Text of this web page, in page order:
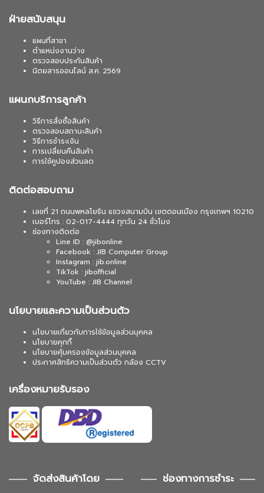
ฝ่ายสนับสนุน
แผนที่สาขา
ตำแหน่งงานว่าง
ตรวจสอบประกันสินค้า
นิตยสารออนไลน์ ส.ค. 2569
แผนกบริการลูกค้า
วิธีการสั่งซื้อสินค้า
ตรวจสอบสถานะสินค้า
วิธีการชำระเงิน
การเปลี่ยนคืนสินค้า
การใช้คูปองส่วนลด
ติดต่อสอบถาม
เลขที่ 21 ถนนพหลโยธิน แขวงสนามบิน เขตดอนเมือง กรุงเทพฯ 10210
เบอร์โทร : 02-017-4444 ทุกวัน 24 ชั่วโมง
ช่องทางติดต่อ
Line ID : @jibonline
Facebook : JIB Computer Group
Instagram : jib.online
TikTok : jibofficial
YouTube : JIB Channel
นโยบายและความเป็นส่วนตัว
นโยบายเกี่ยวกับการใช้ข้อมูลส่วนบุคคล
นโยบายคุกกี้
นโยบายคุ้มครองข้อมูลส่วนบุคคล
ประกาศสิทธิความเป็นส่วนตัว กล้อง CCTV
เครื่องหมายรับรอง
จัดส่งสินค้าโดย ช่องทางการชำระ